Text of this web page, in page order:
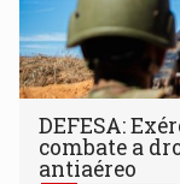
DEFESA:
combate a
antiaéreo